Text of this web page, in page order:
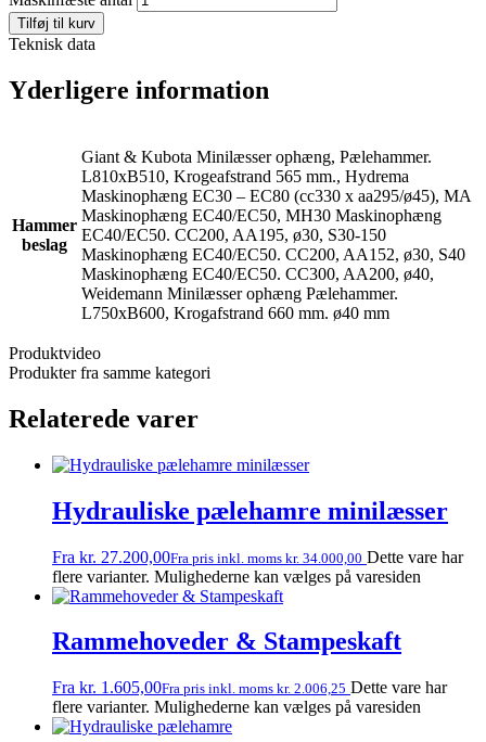
Tilføj til kurv
Teknisk data
Yderligere information
Hammer
beslag
Giant & Kubota Minilæsser ophæng, Pælehammer.
L810xB510, Krogeafstrand 565 mm., Hydrema
Maskinophæng EC30 – EC80 (cc330 x aa295/ø45), MA
Maskinophæng EC40/EC50, MH30 Maskinophæng
EC40/EC50. CC200, AA195, ø30, S30-150
Maskinophæng EC40/EC50. CC200, AA152, ø30, S40
Maskinophæng EC40/EC50. CC300, AA200, ø40,
Weidemann Minilæsser ophæng Pælehammer.
L750xB600, Krogafstrand 660 mm. ø40 mm
Produktvideo
Produkter fra samme kategori
Relaterede varer
Hydrauliske pælehamre minilæsser
Fra kr. 27.200,00Fra pris inkl. moms kr. 34.000,00 Dette vare har
flere varianter. Mulighederne kan vælges på varesiden
Rammehoveder & Stampeskaft
Fra kr. 1.605,00Fra pris inkl. moms kr. 2.006,25 Dette vare har
flere varianter. Mulighederne kan vælges på varesiden